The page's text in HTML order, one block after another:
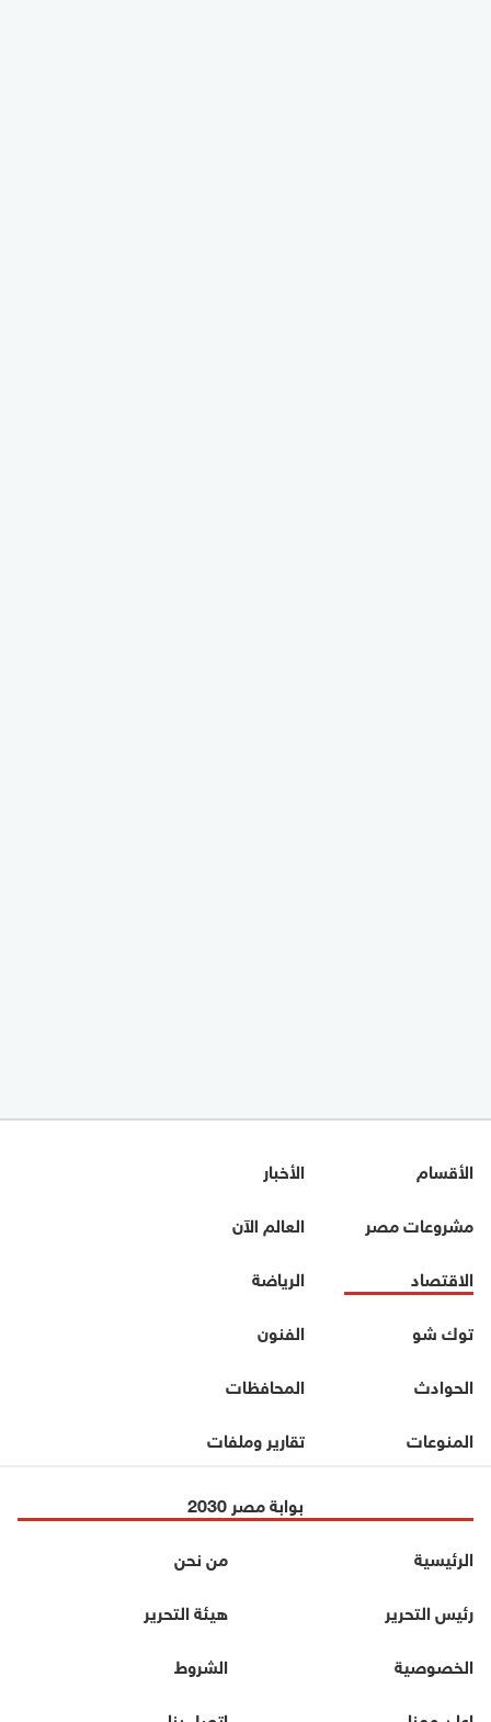
الأقسام
الأخبار
مشروعات مصر
العالم الآن
الاقتصاد
الرياضة
توك شو
الفنون
الحوادث
المحافظات
المنوعات
تقارير وملفات
بوابة مصر 2030
الرئيسية
من نحن
رئيس التحرير
هيئة التحرير
الخصوصية
الشروط